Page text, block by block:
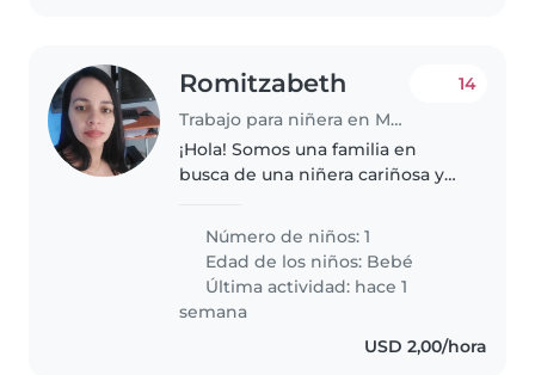
Romitzabeth
Trabajo para niñera en Maracay
14
¡Hola! Somos una familia en
busca de una niñera cariñosa y
nuestro bebé, un niño lleno de
energía, muy juguetón y curioso.
Necesitamos a alguien que se
Número de niños: 1
Edad de los niños: Bebé
Última actividad: hace 1
semana
USD 2,00/hora